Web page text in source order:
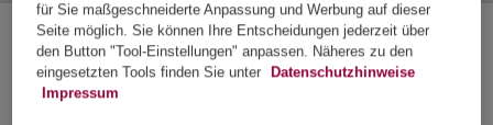
Bitte wählen Sie ein Produkt aus.
für Sie maßgeschneiderte Anpassung und Werbung auf dieser
Seite möglich. Sie können Ihre Entscheidungen jederzeit über
den Button "Tool-Einstellungen" anpassen. Näheres zu den
eingesetzten Tools finden Sie unter
Datenschutzhinweise
Impressum